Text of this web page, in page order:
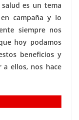
es un tema
campaña y lo
siempre nos
hoy podamos
beneficios y
a ellos, nos hace